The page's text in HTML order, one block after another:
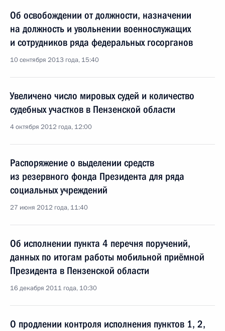
Об освобождении от должности, назначении
на должность и увольнении военнослужащих
и сотрудников ряда федеральных госорганов
10 сентября 2013 года, 15:40
Увеличено число мировых судей и количество
судебных участков в Пензенской области
4 октября 2012 года, 12:00
Распоряжение о выделении средств
из резервного фонда Президента для ряда
социальных учреждений
27 июня 2012 года, 11:40
Об исполнении пункта 4 перечня поручений,
данных по итогам работы мобильной приёмной
Президента в Пензенской области
16 декабря 2011 года, 10:30
О продлении контроля исполнения пунктов 1, 2,